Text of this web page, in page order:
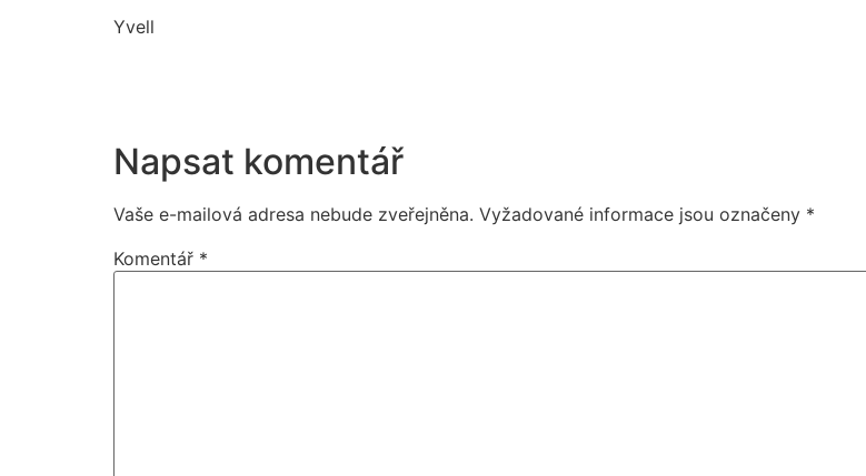
Yvell
Napsat komentář
Vaše e-mailová adresa nebude zveřejněna. Vyžadované informace jsou označeny *
Komentář *